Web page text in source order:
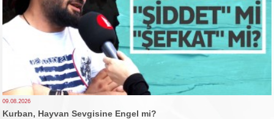
09.08.2026
Kurban, Hayvan Sevgisine Engel mi?